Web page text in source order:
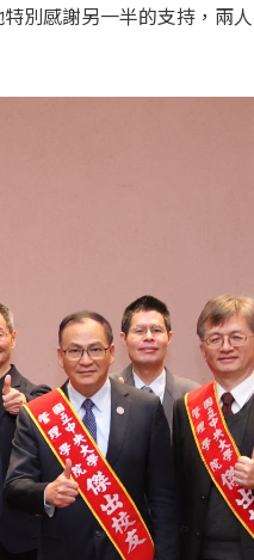
別感謝另一半的支持，兩